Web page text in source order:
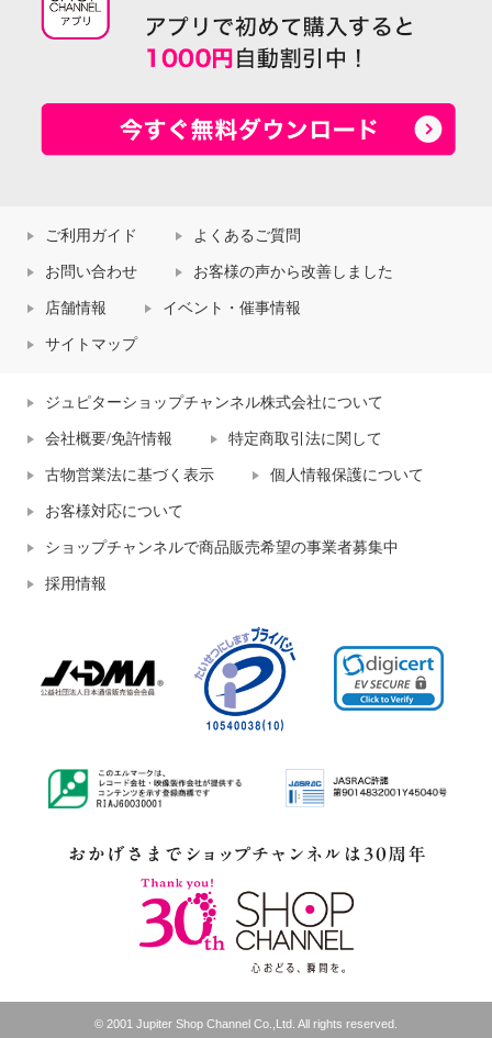
ご利用ガイド よくあるご質問
お問い合わせ お客様の声から改善しました
店舗情報 イベント・催事情報
サイトマップ
ジュピターショップチャンネル株式会社について
会社概要/免許情報 特定商取引法に関して
古物営業法に基づく表示 個人情報保護について
お客様対応について
ショップチャンネルで商品販売希望の事業者募集中
採用情報
© 2001 Jupiter Shop Channel Co.,Ltd. All rights reserved.